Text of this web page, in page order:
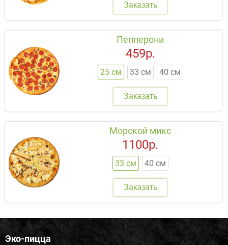
Заказать
Пепперони
25 см 33 см 40 см
459р.
Заказать
Морской микс
33 см 40 см
1100р.
Заказать
Эко-пицца